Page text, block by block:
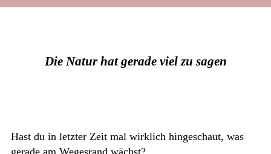
Die Natur hat gerade viel zu sagen
Hast du in letzter Zeit mal wirklich hingeschaut, was